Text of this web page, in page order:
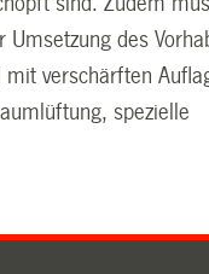
des
verschärften
spezielle